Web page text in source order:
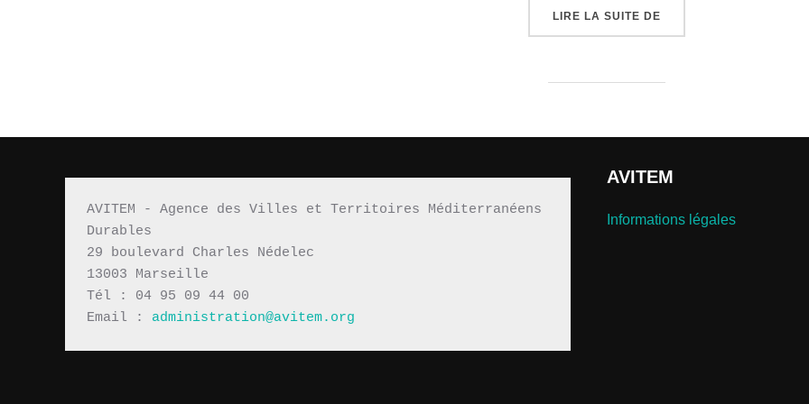
LIRE LA SUITE DE
AVITEM - Agence des Villes et Territoires Méditerranéens
Durables
29 boulevard Charles Nédelec
13003 Marseille
Tél : 04 95 09 44 00
Email : administration@avitem.org
AVITEM
Informations légales